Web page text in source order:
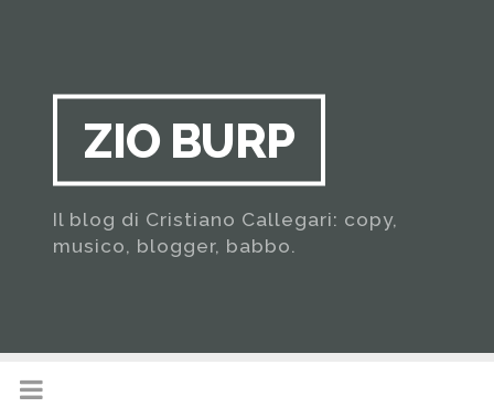
ZIO BURP
Il blog di Cristiano Callegari: copy,
musico, blogger, babbo.